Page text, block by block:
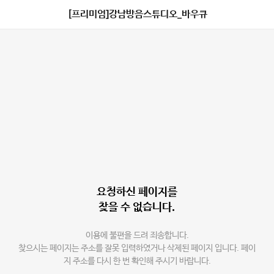
[프리미엄]강남방음스튜디오_바우큐
요청하신 페이지를
찾을 수 없습니다.
이용에 불편을 드려 죄송합니다.
찾으시는 페이지는 주소를 잘못 입력하였거나 삭제된 페이지 입니다. 페이
지 주소를 다시 한 번 확인해 주시기 바랍니다.